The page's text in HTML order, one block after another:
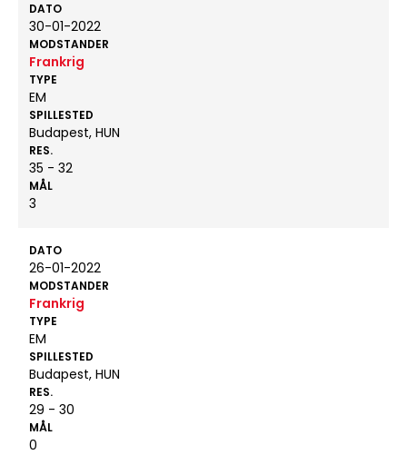
DATO
30-01-2022
MODSTANDER
Frankrig
TYPE
EM
SPILLESTED
Budapest, HUN
RES.
35 - 32
MÅL
3
DATO
26-01-2022
MODSTANDER
Frankrig
TYPE
EM
SPILLESTED
Budapest, HUN
RES.
29 - 30
MÅL
0